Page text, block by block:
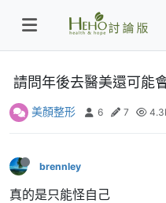
請問年後去醫美還可能
美顏整形 6 7
brennley
真的是只能怪自己